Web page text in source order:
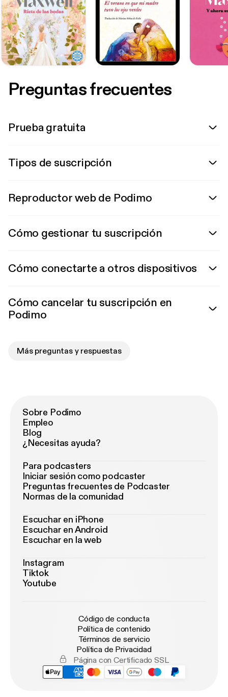
Preguntas frecuentes
Prueba gratuita
Tipos de suscripción
Reproductor web de Podimo
Cómo gestionar tu suscripción
Cómo conectarte a otros dispositivos
Cómo cancelar tu suscripción en
Podimo
Más preguntas y respuestas
Sobre Podimo
Empleo
Blog
¿Necesitas ayuda?
Para podcasters
Iniciar sesión como podcaster
Preguntas frecuentes de Podcaster
Normas de la comunidad
Escuchar en iPhone
Escuchar en Android
Escuchar en la web
Instagram
Tiktok
Youtube
Código de conducta
Política de contenido
Términos de servicio
Política de Privacidad
Página con Certificado SSL